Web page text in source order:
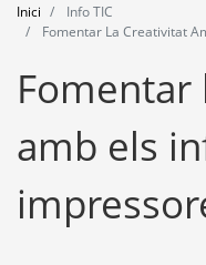
Agenda
Formació
Eines
Inici
Info TIC
Fomentar La Creativitat
amb els